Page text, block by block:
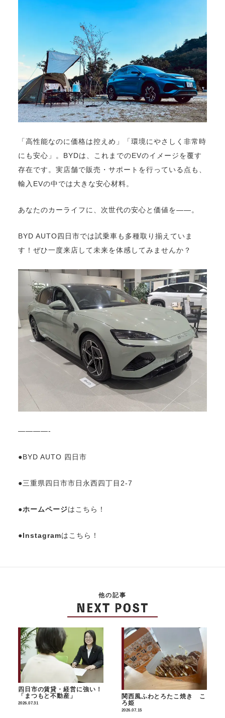
「高性能なのに価格は控えめ」「環境にやさしく非常時
にも安心」。BYDは、これまでのEVのイメージを覆す
存在です。実店舗で販売・サポートを行っている点も、
輸入EVの中では大きな安心材料。
あなたのカーライフに、次世代の安心と価値を――。
BYD AUTO四日市では試乗車も多種取り揃えていま
す！ぜひ一度来店して未来を体感してみませんか？
————-
●BYD AUTO 四日市
●三重県四日市市日永西四丁目2-7
●ホームページはこちら！
●Instagramはこちら！
他の記事
四日市の賃貸・経営に強い！
「まつもと不動産」
2026.07.31
関西風ふわとろたこ焼き こ
ろ姫
2026.07.15